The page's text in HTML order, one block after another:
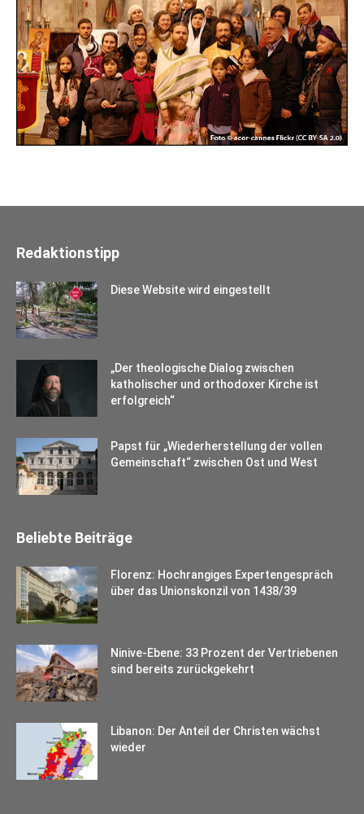
Redaktionstipp
Diese Website wird eingestellt
„Der theologische Dialog zwischen
katholischer und orthodoxer Kirche ist
erfolgreich“
Papst für „Wiederherstellung der vollen
Gemeinschaft“ zwischen Ost und West
Beliebte Beiträge
Florenz: Hochrangiges Expertengespräch
über das Unionskonzil von 1438/39
Ninive-Ebene: 33 Prozent der Vertriebenen
sind bereits zurückgekehrt
Libanon: Der Anteil der Christen wächst
wieder